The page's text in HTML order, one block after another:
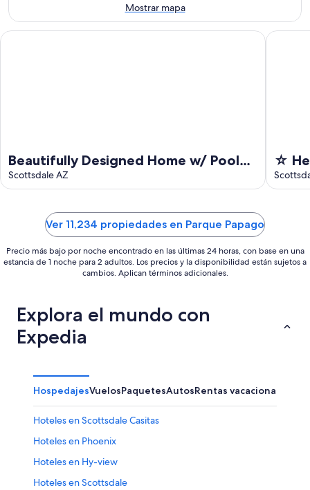
ago
ago
-
Mostrar mapa
Beautifully Designed Home w/ Pool
for Families and Groups
Scottsdale AZ
Beautifully Designed Home w/ Pool for Families and Groups
☆
Pool
☆
☆
Ver 11,234 propiedades en Parque Papago
Precio más bajo por noche encontrado en las últimas 24 horas, con base en una
estancia de 1 noche para 2 adultos. Los precios y la disponibilidad están sujetos a
cambios. Aplican términos adicionales.
Explora el mundo con
Expedia
HospedajesVuelosPaquetesAutosRentas vacacionales
Hoteles en Scottsdale Casitas
Hoteles en Phoenix
Hoteles en Hy-view
Hoteles en Scottsdale